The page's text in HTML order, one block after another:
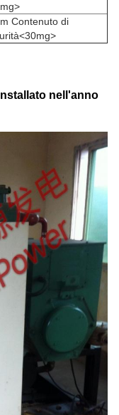
Contenuto di
nell'anno